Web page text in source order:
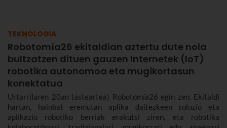
TEKNOLOGIA
Robotomía26 ekitaldian aztertu dute nola
bultzatzen dituen gauzen Internetek (IoT)
robotika autonomoa eta mugikortasun
konektatua
Urtarrilaren 20an (asteartea) Robotomía26 egin zen. Ekitaldi
hartan, hainbat eremutan aplika daitezkeen soluzio eta
aplikazio robotiko berriak erakutsi ziren, eta robotika